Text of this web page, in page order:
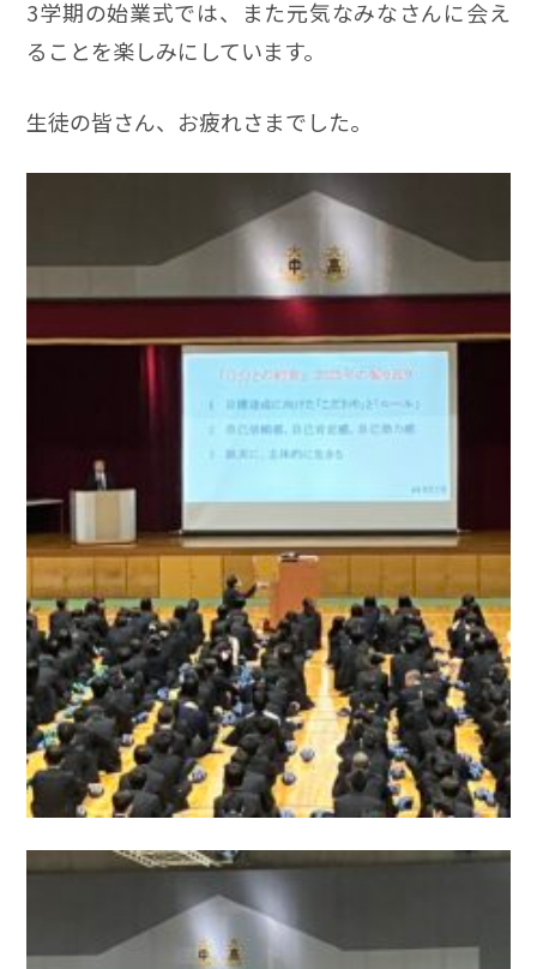
3学期の始業式では、また元気なみなさんに会え
ることを楽しみにしています。
生徒の皆さん、お疲れさまでした。